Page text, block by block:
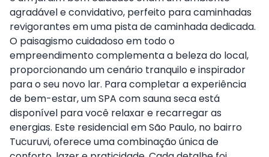
agradável e convidativo, perfeito para caminhadas
revigorantes em uma pista de caminhada dedicada.
O paisagismo cuidadoso em todo o
empreendimento complementa a beleza do local,
proporcionando um cenário tranquilo e inspirador
para o seu novo lar. Para completar a experiência
de bem-estar, um SPA com sauna seca está
disponível para você relaxar e recarregar as
energias. Este residencial em São Paulo, no bairro
Tucuruvi, oferece uma combinação única de